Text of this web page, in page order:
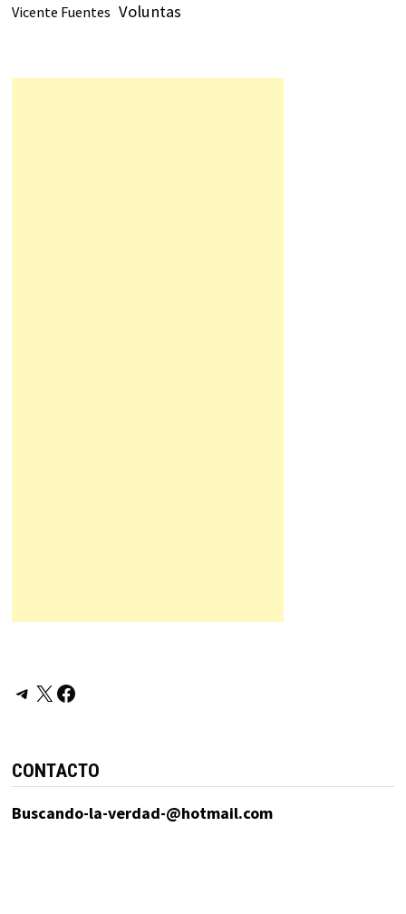
Vicente Fuentes Voluntas
Telegram
X Facebook
CONTACTO
Buscando-la-verdad-@hotmail.com